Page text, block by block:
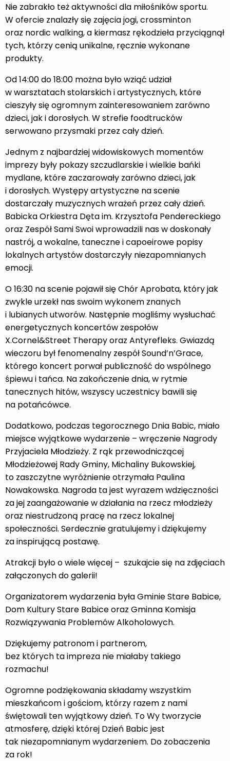
Nie zabrakło też aktywności dla miłośników sportu.
W ofercie znalazły się zajęcia jogi, crossminton
oraz nordic walking, a kiermasz rękodzieła przyciągnął
tych, którzy cenią unikalne, ręcznie wykonane
produkty.
Od 14:00 do 18:00 można było wziąć udział
w warsztatach stolarskich i artystycznych, które
cieszyły się ogromnym zainteresowaniem zarówno
dzieci, jak i dorosłych. W strefie foodtrucków
serwowano przysmaki przez cały dzień.
Jednym z najbardziej widowiskowych momentów
imprezy były pokazy szczudlarskie i wielkie bańki
mydlane, które zaczarowały zarówno dzieci, jak
i dorosłych. Występy artystyczne na scenie
dostarczały muzycznych wrażeń przez cały dzień.
Babicka Orkiestra Dęta im. Krzysztofa Pendereckiego
oraz Zespół Sami Swoi wprowadzili nas w doskonały
nastrój, a wokalne, taneczne i capoeirowe popisy
lokalnych artystów dostarczyły niezapomnianych
emocji.
O 16:30 na scenie pojawił się Chór Aprobata, który jak
zwykle urzekł nas swoim wykonem znanych
i lubianych utworów. Następnie mogliśmy wysłuchać
energetycznych koncertów zespołów
X.Cornel&Street Therapy oraz Antyrefleks. Gwiazdą
wieczoru był fenomenalny zespół Sound’n’Grace,
którego koncert porwał publiczność do wspólnego
śpiewu i tańca. Na zakończenie dnia, w rytmie
tanecznych hitów, wszyscy uczestnicy bawili się
na potańcówce.
Dodatkowo, podczas tegorocznego Dnia Babic, miało
miejsce wyjątkowe wydarzenie – wręczenie Nagrody
Przyjaciela Młodzieży. Z rąk przewodniczącej
Młodzieżowej Rady Gminy, Michaliny Bukowskiej,
to zaszczytne wyróżnienie otrzymała Paulina
Nowakowska. Nagroda ta jest wyrazem wdzięczności
za jej zaangażowanie w działania na rzecz młodzieży
oraz niestrudzoną pracę na rzecz lokalnej
społeczności. Serdecznie gratulujemy i dziękujemy
za inspirującą postawę.
Atrakcji było o wiele więcej – szukajcie się na zdjęciach
załączonych do galerii!
Organizatorem wydarzenia była Gminie Stare Babice,
Dom Kultury Stare Babice oraz Gminna Komisja
Rozwiązywania Problemów Alkoholowych.
Dziękujemy patronom i partnerom,
bez których ta impreza nie miałaby takiego
rozmachu!
Ogromne podziękowania składamy wszystkim
mieszkańcom i gościom, którzy razem z nami
świętowali ten wyjątkowy dzień. To Wy tworzycie
atmosferę, dzięki której Dzień Babic jest
tak niezapomnianym wydarzeniem. Do zobaczenia
za rok!